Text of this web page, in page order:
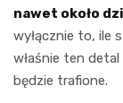
nawet około
wyłącznie to, ile
właśnie ten
będzie trafione.